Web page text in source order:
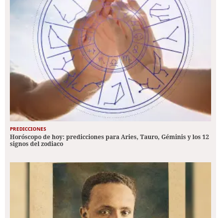
PREDICCIONES
Horóscopo de hoy: predicciones para Aries, Tauro, Géminis y los 12
signos del zodiaco